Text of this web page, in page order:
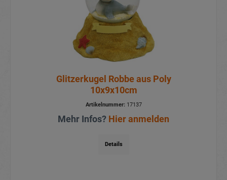
Glitzerkugel Robbe aus Poly
10x9x10cm
Artikelnummer:17137
Mehr Infos? Hier anmelden
Details